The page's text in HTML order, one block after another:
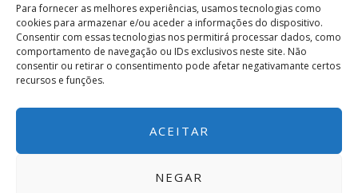
Para fornecer as melhores experiências, usamos tecnologias como
cookies para armazenar e/ou aceder a informações do dispositivo.
Consentir com essas tecnologias nos permitirá processar dados, como
comportamento de navegação ou IDs exclusivos neste site. Não
consentir ou retirar o consentimento pode afetar negativamante certos
recursos e funções.
ACEITAR
NEGAR